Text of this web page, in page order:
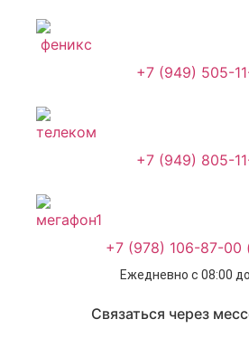
+7 (949) 505-
+7 (949) 805-
+7 (978) 106-87-00
Ежедневно с 08:00
Связаться через